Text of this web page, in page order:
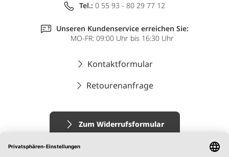
Tel.: 0 55 93 - 80 29 77 12
Unseren Kundenservice erreichen Sie:
MO-FR: 09:00 Uhr bis 16:30 Uhr
Kontaktformular
Retourenanfrage
Zum Widerrufsformular